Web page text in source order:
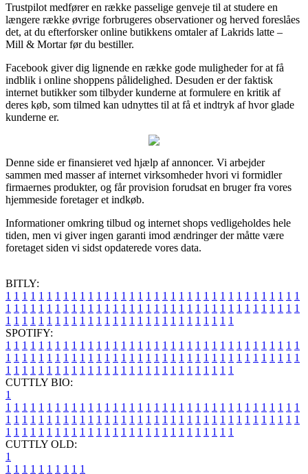
Trustpilot medfører en række passelige genveje til at studere en
længere række øvrige forbrugeres observationer og herved foreslåes
det, at du efterforsker online butikkens omtaler af Lakrids latte –
Mill & Mortar før du bestiller.
Facebook giver dig lignende en række gode muligheder for at få
indblik i online shoppens pålidelighed. Desuden er der faktisk
internet butikker som tilbyder kunderne at formulere en kritik af
deres køb, som tilmed kan udnyttes til at få et indtryk af hvor glade
kunderne er.
Denne side er finansieret ved hjælp af annoncer. Vi arbejder
sammen med masser af internet virksomheder hvori vi formidler
firmaernes produkter, og får provision forudsat en bruger fra vores
hjemmeside foretager et indkøb.
Informationer omkring tilbud og internet shops vedligeholdes hele
tiden, men vi giver ingen garanti imod ændringer der måtte være
foretaget siden vi sidst opdaterede vores data.
BITLY:
1 1 1 1 1 1 1 1 1 1 1 1 1 1 1 1 1 1 1 1 1 1 1 1 1 1 1 1 1 1 1 1 1 1 1 1
1 1 1 1 1 1 1 1 1 1 1 1 1 1 1 1 1 1 1 1 1 1 1 1 1 1 1 1 1 1 1 1 1 1 1 1
1 1 1 1 1 1 1 1 1 1 1 1 1 1 1 1 1 1 1 1 1 1 1 1 1 1 1 1
SPOTIFY:
1 1 1 1 1 1 1 1 1 1 1 1 1 1 1 1 1 1 1 1 1 1 1 1 1 1 1 1 1 1 1 1 1 1 1 1
1 1 1 1 1 1 1 1 1 1 1 1 1 1 1 1 1 1 1 1 1 1 1 1 1 1 1 1 1 1 1 1 1 1 1 1
1 1 1 1 1 1 1 1 1 1 1 1 1 1 1 1 1 1 1 1 1 1 1 1 1 1 1 1
CUTTLY BIO:
1
1 1 1 1 1 1 1 1 1 1 1 1 1 1 1 1 1 1 1 1 1 1 1 1 1 1 1 1 1 1 1 1 1 1 1 1
1 1 1 1 1 1 1 1 1 1 1 1 1 1 1 1 1 1 1 1 1 1 1 1 1 1 1 1 1 1 1 1 1 1 1 1
1 1 1 1 1 1 1 1 1 1 1 1 1 1 1 1 1 1 1 1 1 1 1 1 1 1 1 1
CUTTLY OLD:
1
1 1 1 1 1 1 1 1 1 1